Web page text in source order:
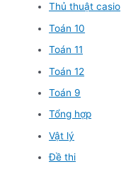
Thủ thuật casio
Toán 10
Toán 11
Toán 12
Toán 9
Tổng hợp
Vật lý
Đề thi